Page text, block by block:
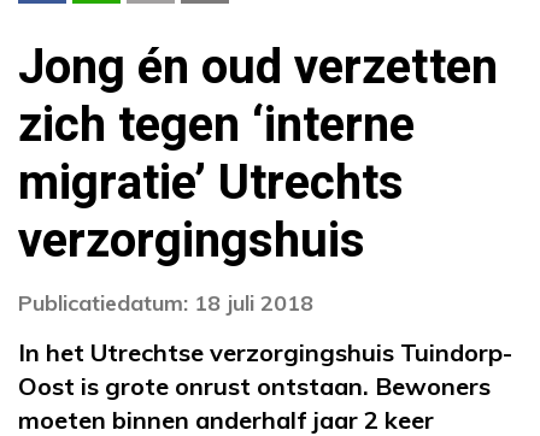
Jong én oud verzetten
zich tegen ‘interne
migratie’ Utrechts
verzorgingshuis
Publicatiedatum: 18 juli 2018
In het Utrechtse verzorgingshuis Tuindorp-
Oost is grote onrust ontstaan. Bewoners
moeten binnen anderhalf jaar 2 keer